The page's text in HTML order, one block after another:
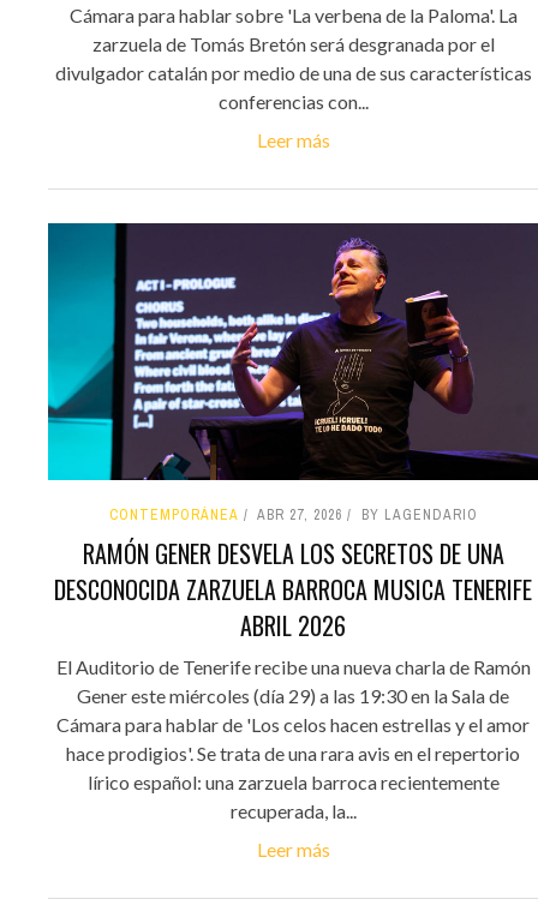
Cámara para hablar sobre 'La verbena de la Paloma'. La
zarzuela de Tomás Bretón será desgranada por el
divulgador catalán por medio de una de sus características
conferencias con...
Leer más
CONTEMPORÁNEA ABR 27, 2026 BY LAGENDARIO
RAMÓN GENER DESVELA LOS SECRETOS DE UNA
DESCONOCIDA ZARZUELA BARROCA MUSICA TENERIFE
ABRIL 2026
El Auditorio de Tenerife recibe una nueva charla de Ramón
Gener este miércoles (día 29) a las 19:30 en la Sala de
Cámara para hablar de 'Los celos hacen estrellas y el amor
hace prodigios'. Se trata de una rara avis en el repertorio
lírico español: una zarzuela barroca recientemente
recuperada, la...
Leer más